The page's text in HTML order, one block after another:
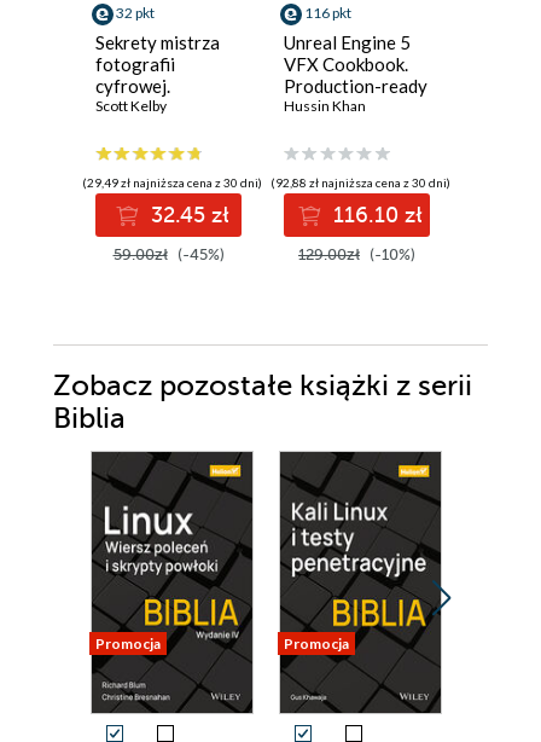
32 pkt
Sekrety mistrza
fotografii
cyfrowej.
Profesjonalne
kroku
Scott Kelby
(29,49 zł najniższa cena z 30 dni)
32.45 zł
59.00zł (-45%)
116 pkt
Unreal Engine 5
VFX Cookbook.
Production-ready
Niagara recipes
destruction, and
cloth
Hussin Khan
(92,88 zł najniższa cena z 30 dni)
116.10 zł
129.00zł (-10%)
Zobacz pozostałe książki z serii
Biblia
Promocja Promocja